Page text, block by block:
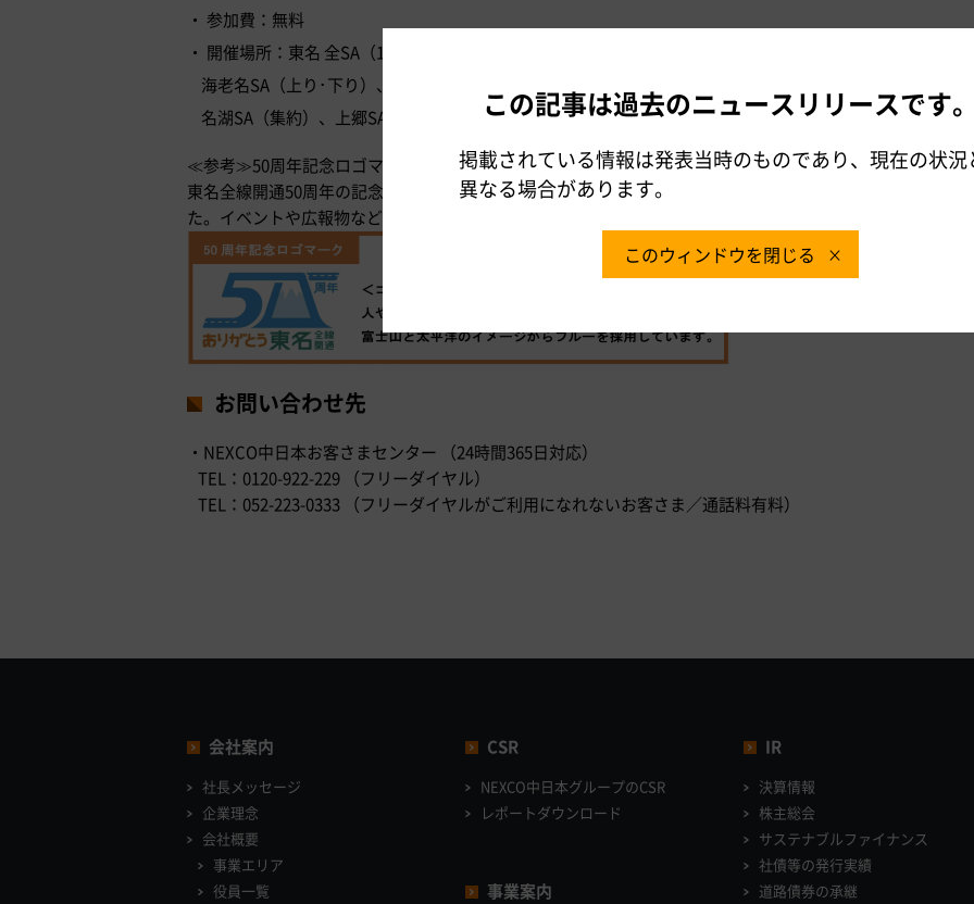
参加費：無料
開催場所：東名 全SA（11エリア）
海老名SA（上り･下り）、足柄SA（上り･下り）、富士川SA（上り･下り）、 牧之原SA（上り･下り）、浜
名湖SA（集約）、上郷SA（上り･下り）
≪参考≫50周年記念ロゴマークについて
東名全線開通50周年の記念ロゴマークは2018年4月25日から6月1日まで実施したお客さま投票で決定しまし
た。イベントや広報物などで使用していきます。
お問い合わせ先
・NEXCO中日本お客さまセンター （24時間365日対応）
TEL：0120-922-229 （フリーダイヤル）
TEL：052-223-0333 （フリーダイヤルがご利用になれないお客さま／通話料有料）
会社案内
社長メッセージ
企業理念
会社概要
事業エリア
役員一覧
CSR
NEXCO中日本グループのCSR
レポートダウンロード
事業案内
IR
決算情報
株主総会
サステナブルファイナンス
社債等の発行実績
道路債券の承継
この記事は過去のニュースリリースです
掲載されている情報は発表当時のものであり、現在の状況
異なる場合があります。
このウィンドウを閉じる